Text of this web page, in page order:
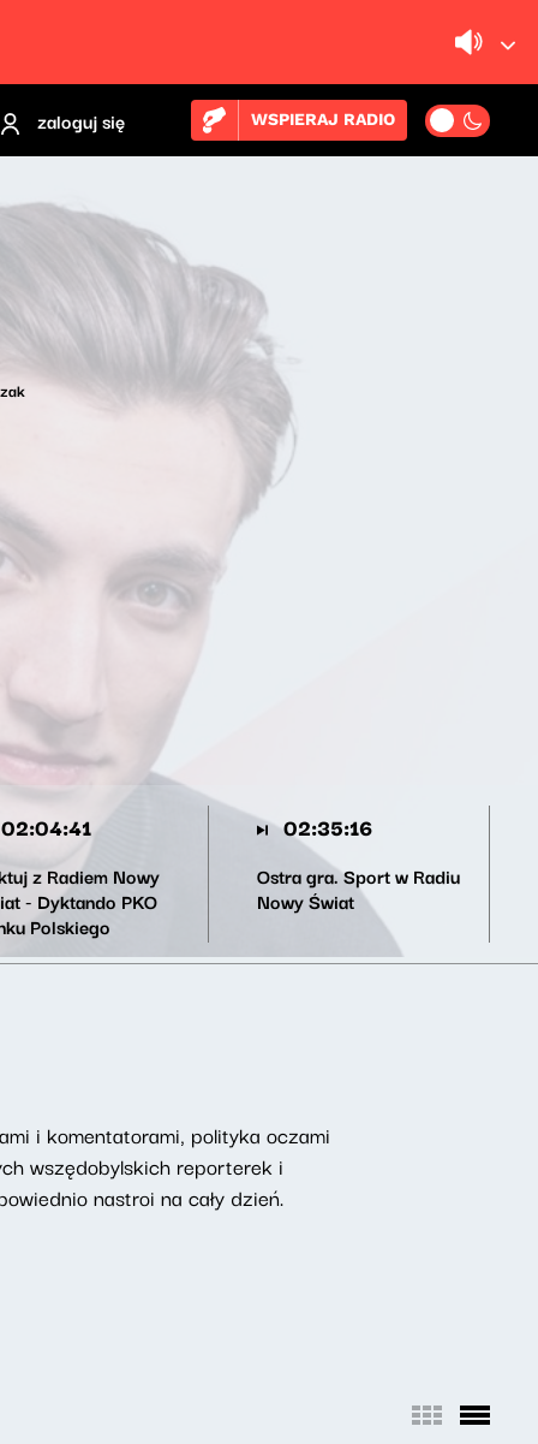
zaloguj się WSPIERAJ RADIO
z Radiem Nowy
- Dyktando PKO
Polskiego
02:35:16
Ostra gra. Sport w Radiu
Nowy Świat
i komentatorami, polityka oczami
wszędobylskich reporterek i
nastroi na cały dzień.